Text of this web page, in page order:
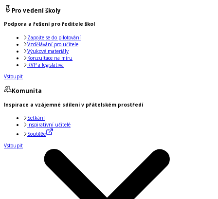
Pro vedení školy
Podpora a řešení pro ředitele škol
Zapojte se do pilotování
Vzdělávání pro učitele
Výukové materiály
Konzultace na míru
RVP a legislativa
Vstoupit
Komunita
Inspirace a vzájemné sdílení v přátelském prostředí
Setkání
Inspirativní učitelé
Soutěže
Vstoupit